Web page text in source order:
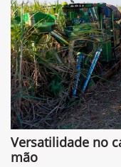
Versatilidade no
mão